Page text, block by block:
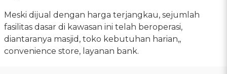
Meski dijual dengan harga terjangkau, sejumlah
fasilitas dasar di kawasan ini telah beroperasi,
diantaranya masjid, toko kebutuhan harian,,
convenience store, layanan bank.